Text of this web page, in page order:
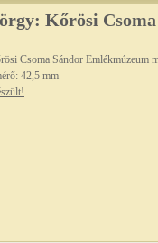
Kőrösi Csoma
Csoma Sándor Emlékmúzeum
42,5 mm